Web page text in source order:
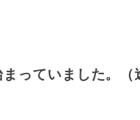
っていました。（